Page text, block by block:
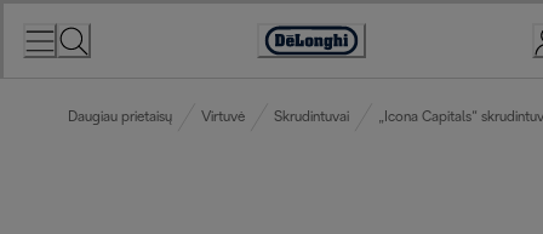
Accessibility
Daugiau prietaisų Virtuvė Skrudintuvai „Icona Capitals“